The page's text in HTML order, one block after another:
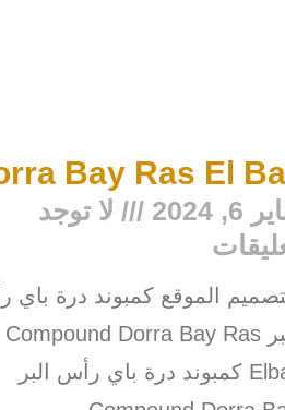
Bay Ras El
6, 2024
لا توجد
الموقع كمبوند درة باي
البر Compound Dorra Bay Ras
Elbar كمبوند درة باي رأس البر